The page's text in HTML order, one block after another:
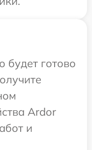
будет готово
Ardor
и